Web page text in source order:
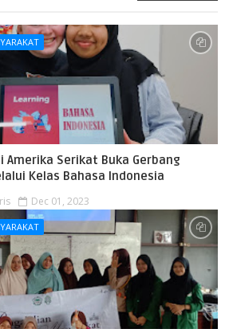
Amerika Serikat Buka Gerbang
Kelas Bahasa Indonesia
Dec 01, 2023